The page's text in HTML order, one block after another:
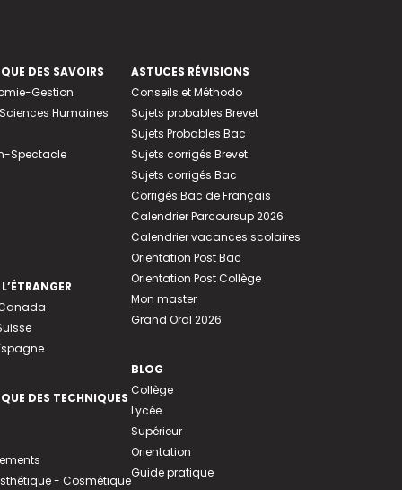
DES SAVOIRS
Gestion
Humaines
Spectacle
DES TECHNIQUES
- Cosmétique
ASTUCES RÉVISIONS
Conseils et Méthodo
Sujets probables Brevet
Sujets Probables Bac
Sujets corrigés Brevet
Sujets corrigés Bac
Corrigés Bac de Français
Calendrier Parcoursup 2026
Calendrier vacances scolaires
Orientation Post Bac
Orientation Post Collège
Mon master
Grand Oral 2026
BLOG
Collège
Lycée
Supérieur
Orientation
Guide pratique